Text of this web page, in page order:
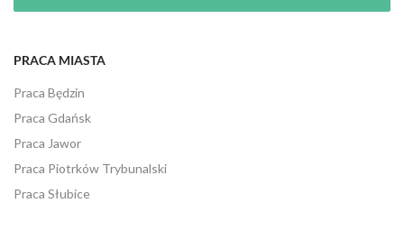
PRACA MIASTA
Praca Będzin
Praca Gdańsk
Praca Jawor
Praca Piotrków Trybunalski
Praca Słubice